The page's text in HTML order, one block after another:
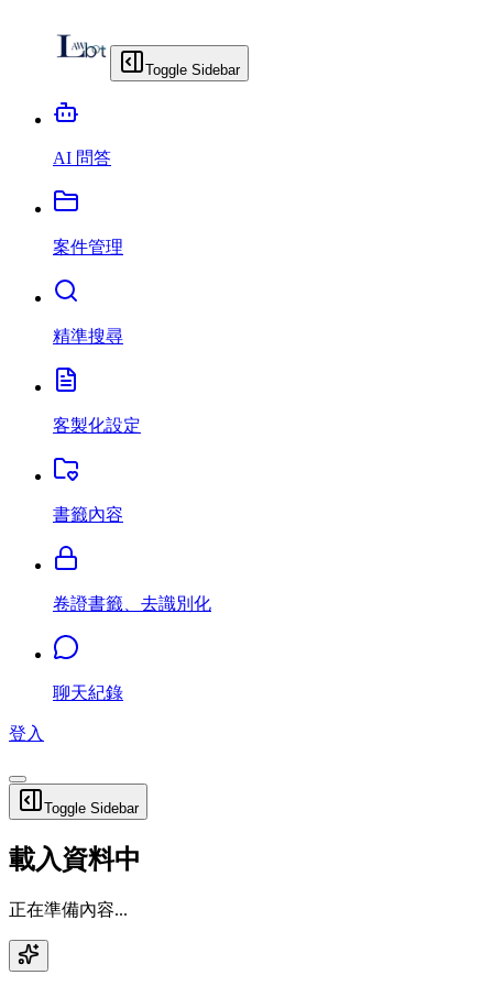
Toggle Sidebar
AI 問答
案件管理
精準搜尋
客製化設定
書籤內容
卷證書籤、去識別化
聊天紀錄
登入
Toggle Sidebar
載入資料中
正在準備內容...